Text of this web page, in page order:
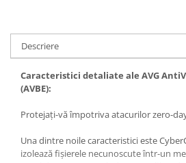
Descriere
Caracteristici detaliate ale AVG
(AVBE):
Protejați-vă împotriva atacurilor zero-
Una dintre noile caracteristici este
izolează fișierele necunoscute într-un